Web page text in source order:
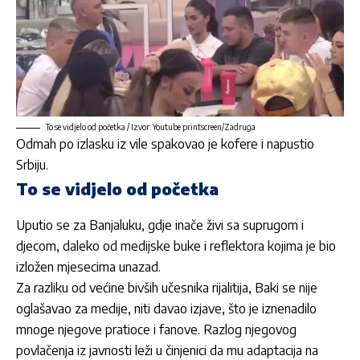
To se vidjelo od početka / Izvor: Youtube printscreen/Zadruga
Odmah po izlasku iz vile spakovao je kofere i napustio
Srbiju.
To se vidjelo od početka
Uputio se za Banjaluku, gdje inače živi sa suprugom i
djecom, daleko od medijske buke i reflektora kojima je bio
izložen mjesecima unazad.
Za razliku od većine bivših učesnika rijalitija, Baki se nije
oglašavao za medije, niti davao izjave, što je iznenadilo
mnoge njegove pratioce i fanove. Razlog njegovog
povlačenja iz javnosti leži u činjenici da mu adaptacija na